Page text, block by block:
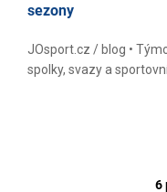
sezony
JOsport.cz / blog •
spolky, svazy a
6